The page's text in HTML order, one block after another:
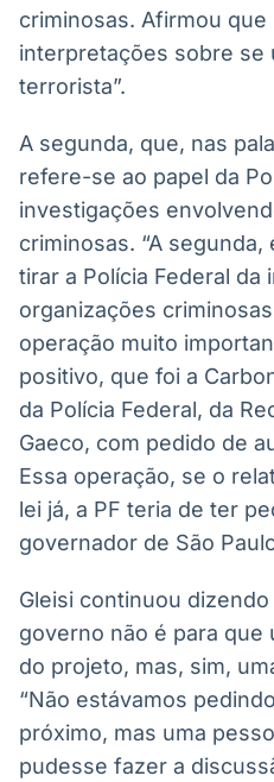
Soluções de
Tecnologia
criminosas. Afirmou que
interpretações sobre se
terrorista”.
A segunda, que, nas
refere-se ao papel da
investigações
criminosas. “A
tirar a Polícia Federal da
organizações
operação muito
positivo, que foi a
da Polícia Federal, da
Gaeco, com pedido de
Essa operação, se o
lei já, a PF teria de ter
governador de São
Gleisi continuou
governo não é para que
do projeto, mas, sim,
“Não estávamos
próximo, mas uma
pudesse fazer a